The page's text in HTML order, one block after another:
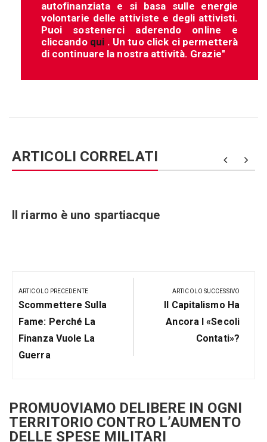
autofinanziata e si basa sulle energie
volontarie delle attiviste e degli attivisti.
Puoi sostenerci aderendo online e
cliccando qui . Un tuo click ci permetterà
di continuare la nostra attività. Grazie"
ARTICOLI CORRELATI
Il riarmo è uno spartiacque
articoli
ARTICOLO PRECEDENTE
Articolo
Precedente:
Scommettere Sulla
Fame: Perché La
Finanza Vuole La
Guerra
ARTICOLO SUCCESSIVO
Prossimo
Post
Il Capitalismo Ha
Ancora I «secoli
Contati»?
PROMUOVIAMO DELIBERE IN OGNI
TERRITORIO CONTRO L’AUMENTO
DELLE SPESE MILITARI